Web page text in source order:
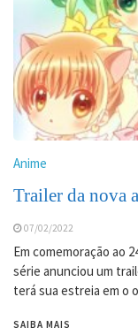
Anime
Trailer da nova
07/02/2022
Em comemoração ao
série anunciou um
terá sua estreia em o
SAIBA MAIS